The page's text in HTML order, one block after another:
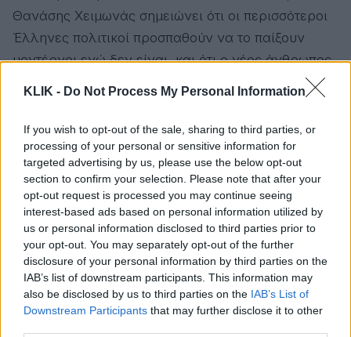
KLIK - Do Not Process My Personal Information
If you wish to opt-out of the sale, sharing to third parties, or
processing of your personal or sensitive information for
targeted advertising by us, please use the below opt-out
section to confirm your selection. Please note that after your
opt-out request is processed you may continue seeing
interest-based ads based on personal information utilized by
us or personal information disclosed to third parties prior to
your opt-out. You may separately opt-out of the further
disclosure of your personal information by third parties on the
IAB’s list of downstream participants. This information may
also be disclosed by us to third parties on the IAB’s List of
Downstream Participants that may further disclose it to other
Θανάσης Χειμωνάς σημειώνει ότι οι περισσότεροι
Έλληνες πολιτικοί προσπαθούν να το παίξουν
μοντέρνοι ενώ δεν είναι, και ότι ο νέος άνθρωπος
περάσει μέσα από την πολιτική και ο ίδιος, θεωρεί
ότι το ΠΑΣΟΚ έχει πλεονεκτήματα αλλά δεν
τραβάει τον κόσμο, γιατί έχει μείνει κολλημένο στο
ένδοξο παρελθόν του.
«Ήμουν φαν της trash tv»
Μας μιλάει για τις ένοχες απολαύσεις του. Τα
ριάλιτι που βλέπει φανατικά και τις trash εκπομπές
του παρελθόντος με τους αντι-ήρωες που δεν